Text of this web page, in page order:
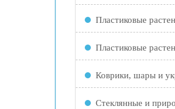
Пластиковые
Пластиковые
Коврики, шары и
Стеклянные и